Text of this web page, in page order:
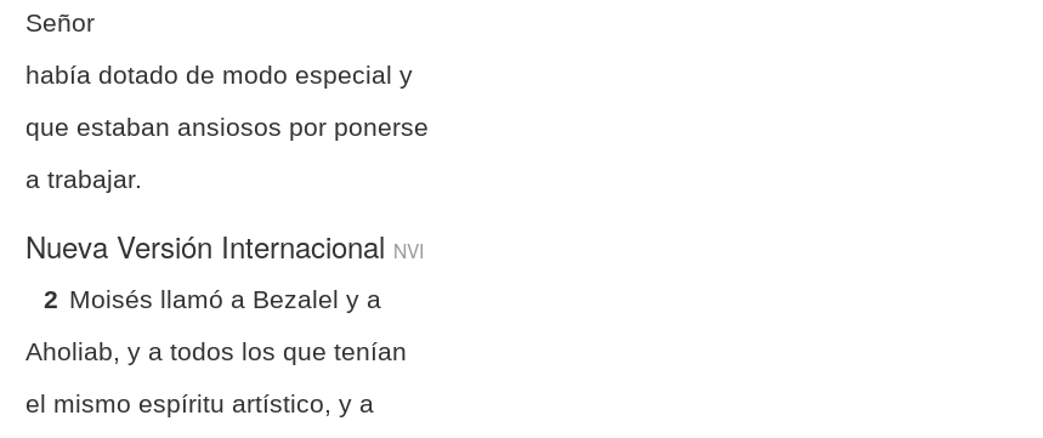
Señor
había dotado de modo especial y
que estaban ansiosos por ponerse
a trabajar.
Nueva Versión Internacional NVI
2 Moisés llamó a Bezalel y a
Aholiab, y a todos los que tenían
el mismo espíritu artístico, y a